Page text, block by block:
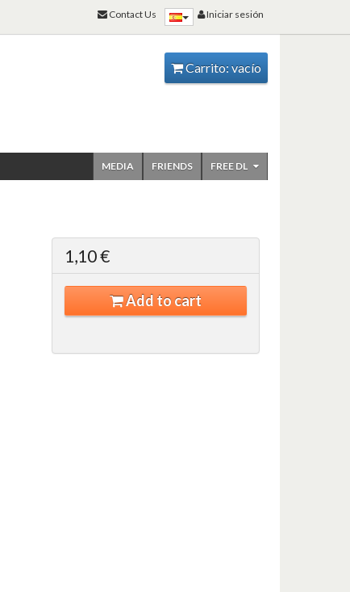
Carrito: vacío
FREE DL
FRIENDS
MEDIA
1,10 €
Add to cart
Iniciar sesión
Contact Us